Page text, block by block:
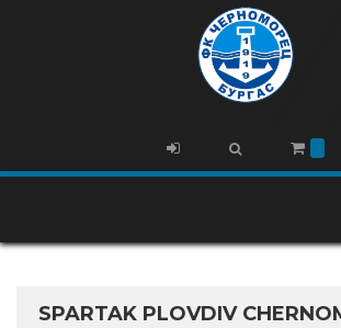
SPARTAK PLOVDIV